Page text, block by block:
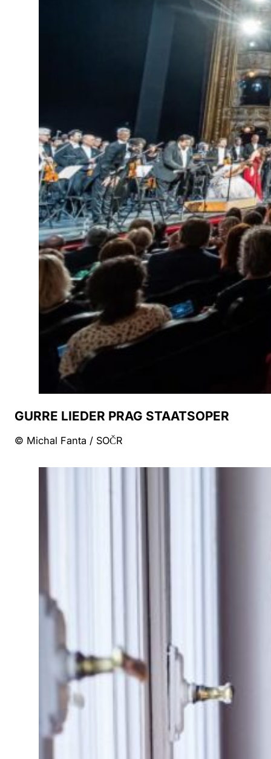
GURRE LIEDER PRAG STAATSOPER
© Michal Fanta / SOČR